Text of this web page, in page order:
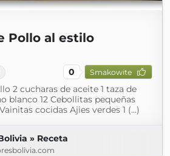
Pollo al estilo
0 Smakowite
2 cucharas de aceite 1 taza de
blanco 12 Cebollitas pequeñas
cocidas Ajies verdes 1 (...)
» Receta